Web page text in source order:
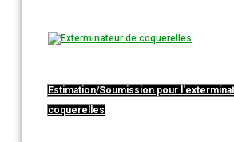
Estimation/Soumission pour
coquerelles